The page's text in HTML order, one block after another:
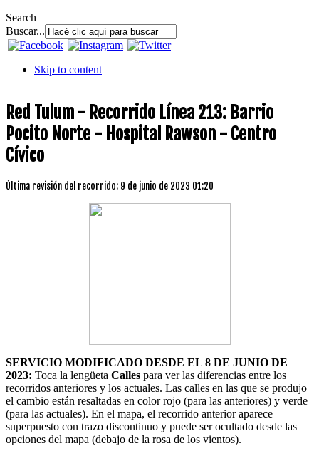
Search
Buscar...
Skip to content
Red Tulum - Recorrido Línea 213: Barrio
Pocito Norte - Hospital Rawson - Centro
Cívico
Última revisión del recorrido: 9 de junio de 2023 01:20
SERVICIO MODIFICADO DESDE EL 8 DE JUNIO DE
2023: Toca la lengüeta Calles para ver las diferencias entre los
recorridos anteriores y los actuales. Las calles en las que se produjo
el cambio están resaltadas en color rojo (para las anteriores) y verde
(para las actuales). En el mapa, el recorrido anterior aparece
superpuesto con trazo discontinuo y puede ser ocultado desde las
opciones del mapa (debajo de la rosa de los vientos).